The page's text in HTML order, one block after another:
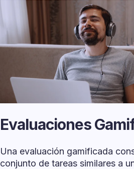
Evaluaciones
Una evaluación gamificada
conjunto de tareas similares a